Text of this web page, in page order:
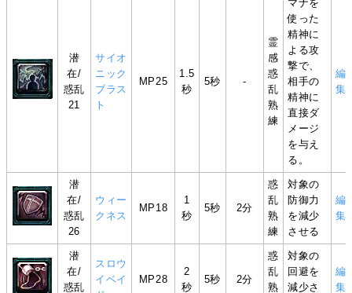
潜
在/
惑乱
21
サイオ
ニック
ブラス
ト
MP25
1.5
秒
5秒 -
霊
感
惑
乱
熟
練
マナを
使った
精神に
よる攻
撃で、
相手の
精神に
直接ダ
メージ
を与え
る。
編
集
潜
在/
惑乱
26
ウィー
クネス
MP18
1
秒
5秒 2分
惑
乱
熟
練
対象の
防御力
を減少
させる
編
集
潜
在/
惑乱
スロウ
イベイ
MP28
2
秒
5秒 2分
惑
乱
熟
対象の
回避を
減少さ
編
集